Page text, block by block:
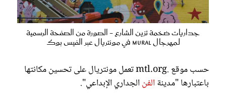
جداريات ضخمة تزين الشارع - الصورة من الصفحة الرسمية
لـمهرجال MURAL في مونتريال عبر الفيس بوك
حسب موقع .mtl.org تعمل مونتريال على تحسين مكانتها
باعتبارها "مدينة الفن الجداري الإبداعي".